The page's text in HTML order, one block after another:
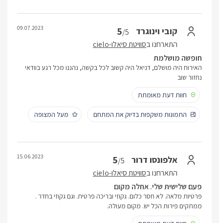
קובי וינוגרד 5/5
התארחנו בסוויטת סיאלו-cielo
09.07.2023
חופשה מושלמת
האירוח היה מושלם, דניאל היה קשוב לכל בקשה, נהננו מכל רגע בוודאי
נחזור שוב
חוות דעת מאומתת
התמונות משקפות בדיוק את המתחם מעל המצופה
אלפונסו דרור 5/5
התארחנו בסוויטת סיאלו-cielo
15.06.2023
פעם שלישית שלי. אחלה מקום
פרטיות מלאה. לא חסר כלום. גקוזי ובריכה פרטית. וגם גקוזי בחדר .
ממתקים פירות הכל יש. מקום מעולה.